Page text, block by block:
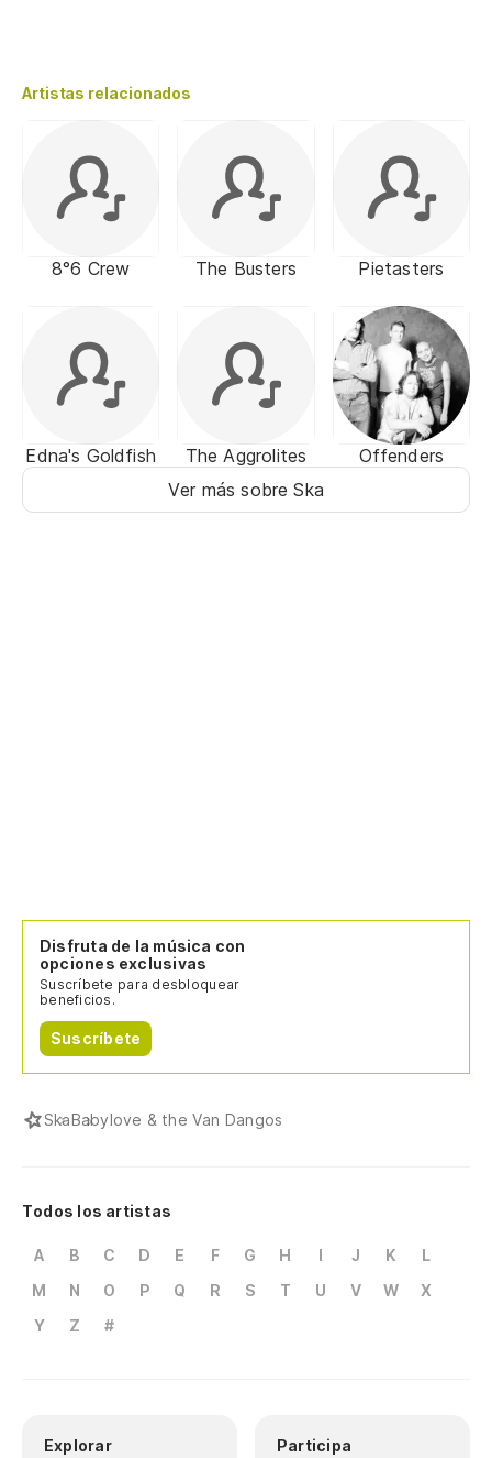
Artistas relacionados
8°6 Crew The Busters Pietasters
Edna's Goldfish The Aggrolites
Offenders
Ver más sobre Ska
Disfruta de la música con
opciones exclusivas
Suscríbete para desbloquear
beneficios.
Suscríbete
SkaBabylove & the Van Dangos
Todos los artistas
A B C D E F G H I J K
L
M
N O P Q R S T U V W
X
Y
Z #
Explorar Participa